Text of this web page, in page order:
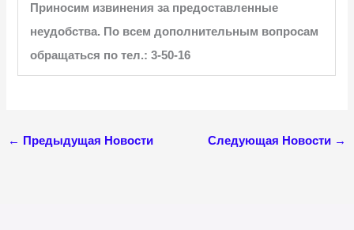
Приносим извинения за предоставленные
неудобства. По всем дополнительным вопросам
обращаться по тел.: 3-50-16
← Предыдущая Новости Следующая Новости →